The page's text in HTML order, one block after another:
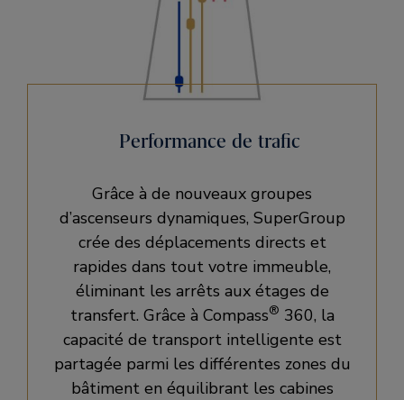
Performance de trafic
Grâce à de nouveaux groupes
d’ascenseurs dynamiques, SuperGroup
crée des déplacements directs et
rapides dans tout votre immeuble,
éliminant les arrêts aux étages de
transfert. Grâce à Compass® 360, la
capacité de transport intelligente est
partagée parmi les différentes zones du
bâtiment en équilibrant les cabines